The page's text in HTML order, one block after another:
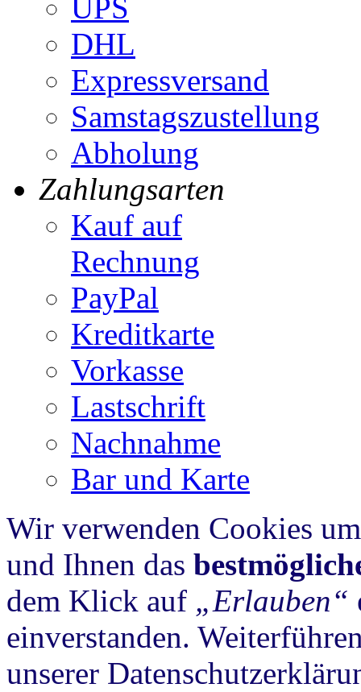
UPS
DHL
Expressversand
Samstagszustellung
Abholung
Zahlungsarten
Kauf auf
Rechnung
PayPal
Kreditkarte
Vorkasse
Lastschrift
Nachnahme
Bar und Karte
Wir verwenden Cookies
und Ihnen das
dem Klick auf „Erlauben“
einverstanden.
unserer